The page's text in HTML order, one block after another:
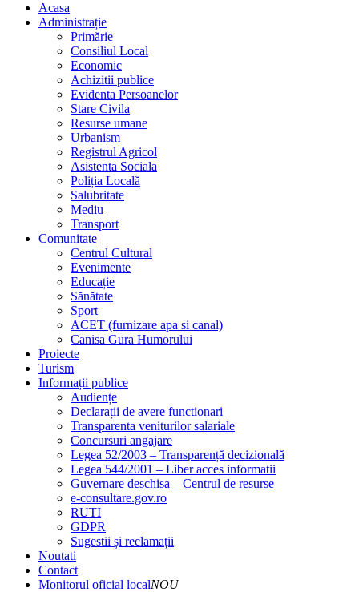
Acasa
Administrație
Primărie
Consiliul Local
Economic
Achizitii publice
Evidenta Persoanelor
Stare Civila
Resurse umane
Urbanism
Registrul Agricol
Asistenta Sociala
Poliția Locală
Salubritate
Mediu
Transport
Comunitate
Centrul Cultural
Evenimente
Educație
Sănătate
Sport
ACET (furnizare apa si canal)
Canisa Gura Humorului
Proiecte
Turism
Informații publice
Audiențe
Declarații de avere functionari
Transparenta veniturilor salariale
Concursuri angajare
Legea 52/2003 – Transparență decizională
Legea 544/2001 – Liber acces informatii
Guvernare deschisa – Centrul de resurse
e-consultare.gov.ro
RUTI
GDPR
Sugestii și reclamații
Noutati
Contact
Monitorul oficial localNOU